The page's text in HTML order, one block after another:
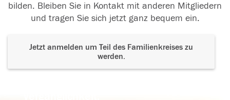
bilden. Bleiben Sie in Kontakt mit anderen Mitgliedern
und tragen Sie sich jetzt ganz bequem ein.
Jetzt anmelden um Teil des Familienkreises zu
werden.